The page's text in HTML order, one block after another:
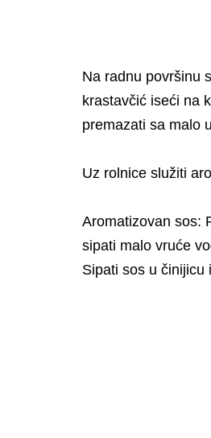
Na radnu površinu
krastavčić iseći na
premazati sa malo
Uz rolnice služiti
Aromatizovan sos:
sipati malo vruće
Sipati sos u